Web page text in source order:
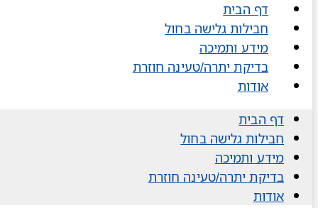
דף הבית
חבילות גלישה בחול
מידע ותמיכה
בדיקת יתרה/טעינה חוזרת
אודות
דף הבית
חבילות גלישה בחול
מידע ותמיכה
בדיקת יתרה/טעינה חוזרת
אודות